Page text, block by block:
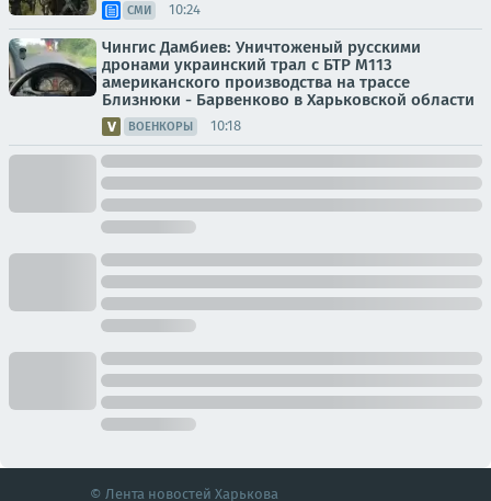
СМИ 10:24
Чингис Дамбиев: Уничтоженый русскими
дронами украинский трал с БТР М113
американского производства на трассе
Близнюки - Барвенково в Харьковской области
ВОЕНКОРЫ 10:18
© Лента новостей Харькова